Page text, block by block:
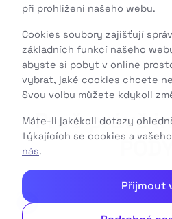
Proč právě
při prohlížení našeho webu.
Cookies soubory zajišťují
základních funkcí našeho
abyste si pobyt v online
vybrat, jaké cookies chcete
Svou volbu můžete kdykoli
Máte-li jakékoli dotazy
týkajících se cookies a
nás.
Přijmout